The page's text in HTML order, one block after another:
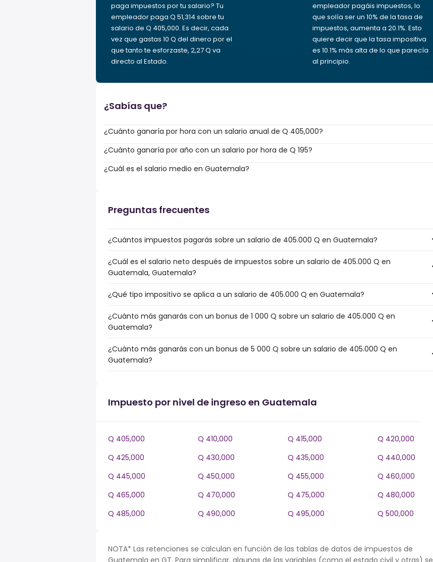
paga impuestos por tu salario? Tu
empleador paga Q 51,314 sobre tu
salario de Q 405,000. Es decir, cada
vez que gastas 10 Q del dinero por el
que tanto te esforzaste, 2,27 Q va
directo al Estado.
empleador pagáis impuestos, lo
que solía ser un 10% de la tasa de
impuestos, aumenta a 20.1%. Esto
quiere decir que la tasa impositiva
es 10.1% más alta de lo que parecía
al principio.
¿Sabías que?
¿Cuánto ganaría por hora con un salario anual de Q 405,000?
¿Cuánto ganaría por año con un salario por hora de Q 195?
¿Cuál es el salario medio en Guatemala?
Preguntas frecuentes
¿Cuántos impuestos pagarás sobre un salario de 405.000 Q en Guatemala?
¿Cuál es el salario neto después de impuestos sobre un salario de 405.000 Q en
Guatemala, Guatemala?
¿Qué tipo impositivo se aplica a un salario de 405.000 Q en Guatemala?
¿Cuánto más ganarás con un bonus de 1 000 Q sobre un salario de 405.000 Q en
Guatemala?
¿Cuánto más ganarás con un bonus de 5 000 Q sobre un salario de 405.000 Q en
Guatemala?
Impuesto por nivel de ingreso en Guatemala
Q 405,000 Q 410,000 Q 415,000
Q 420,000
Q 425,000
Q 430,000 Q 435,000
Q 440,000
Q 445,000
Q 450,000 Q 455,000
Q 460,000
Q 465,000
Q 470,000 Q 475,000
Q 480,000
Q 485,000
Q 490,000 Q 495,000 Q 500,000
NOTA* Las retenciones se calculan en función de las tablas de datos de impuestos de
Guatemala en GT. Para simplificar, algunas de las variables (como el estado civil y otras) se